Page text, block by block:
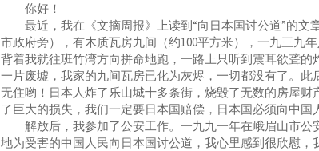
你好！
最近，我在《文摘周报》上读到“向日本国讨公道”的文
市政府旁），有木质瓦房九间（约100平方米），一九三九
背着我就往班竹湾方向拼命地跑，一路上只听到震耳欲聋
一片废墟，我家的九间瓦房已化为灰烬，一切都没有了。
无住哟！日本人炸了乐山城十多条街，烧毁了无数的房屋
了巨大的损失，我们一定要日本国赔偿，日本国必须向中
解放后，我参加了公安工作。一九九一年在峨眉山市公
地为受害的中国人民向日本国讨公道，我心里感到很欣慰